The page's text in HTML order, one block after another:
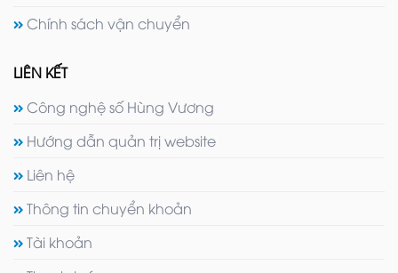
Chính sách vận chuyển
LIÊN KẾT
Công nghệ số Hùng Vương
Hướng dẫn quản trị website
Liên hệ
Thông tin chuyển khoản
Tài khoản